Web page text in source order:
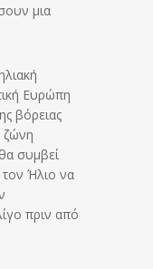
μια
Ευρώπη
βόρειας
ζώνη
συμβεί
Ήλιο να
πριν από